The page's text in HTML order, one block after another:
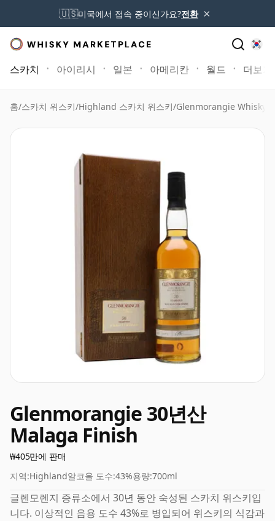
🇺🇸미국에서 접속 중이신가요?전환 ×
스카치 아이리시 일본 아메리칸 월드 더보기
홈/스카치 위스키/Highland 스카치 위스키/Glenmorangie Whisky
Glenmorangie 30년산
Malaga Finish
₩405만에 판매
지역:Highland알코올 도수:43%용량:700ml
글렌모렌지 증류소에서 30년 동안 숙성된 스카치 위스키입
니다. 이상적인 음용 도수 43%로 병입되어 위스키의 식감과